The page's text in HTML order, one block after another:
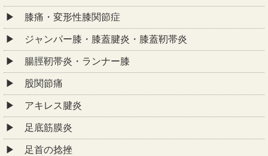
膝痛・変形性膝関節症
ジャンパー膝・膝蓋腱炎・膝蓋靭帯炎
腸脛靭帯炎・ランナー膝
股関節痛
アキレス腱炎
足底筋膜炎
足首の捻挫